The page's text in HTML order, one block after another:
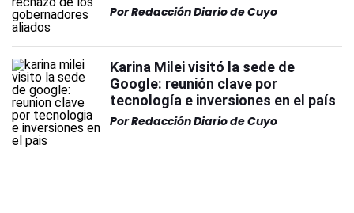
PorRedacción Diario de Cuyo
Karina Milei visitó la sede de
Google: reunión clave por
tecnología e inversiones en el país
PorRedacción Diario de Cuyo